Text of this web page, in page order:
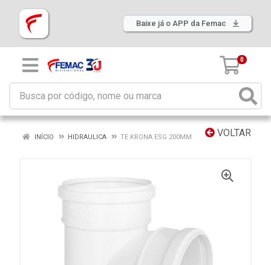
Baixe já o APP da Femac
0
VOLTAR
INÍCIO HIDRAULICA TE KRONA ESG 200MM